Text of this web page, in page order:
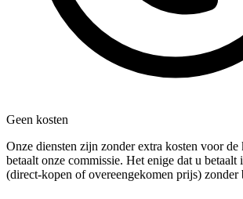
Geen kosten
Onze diensten zijn zonder extra kosten voor
betaalt onze commissie. Het enige dat u betaalt
(direct-kopen of overeengekomen prijs) zonder